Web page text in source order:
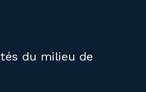
du milieu de